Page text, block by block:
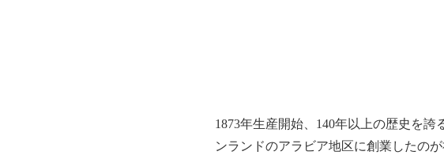
1873年生産開始、140年以上の歴史を
ンランドのアラビア地区に創業したの